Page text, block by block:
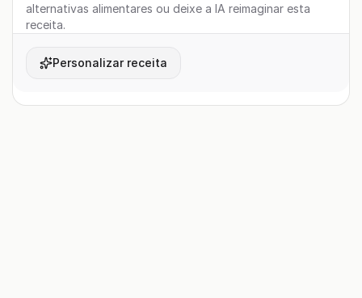
alternativas alimentares ou deixe a IA reimaginar esta
receita.
Personalizar receita